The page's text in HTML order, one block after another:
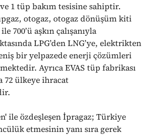
1 tüp bakım tesisine sahiptir.
otogaz, otogaz dönüşüm kiti
700’ü aşkın çalışanıyla
LPG’den LNG’ye, elektrikten
bir yelpazede enerji çözümleri
Ayrıca EVAS tüp fabrikası
72 ülkeye ihracat
ile özdeşleşen İpragaz; Türkiye
etmesinin yanı sıra gerek